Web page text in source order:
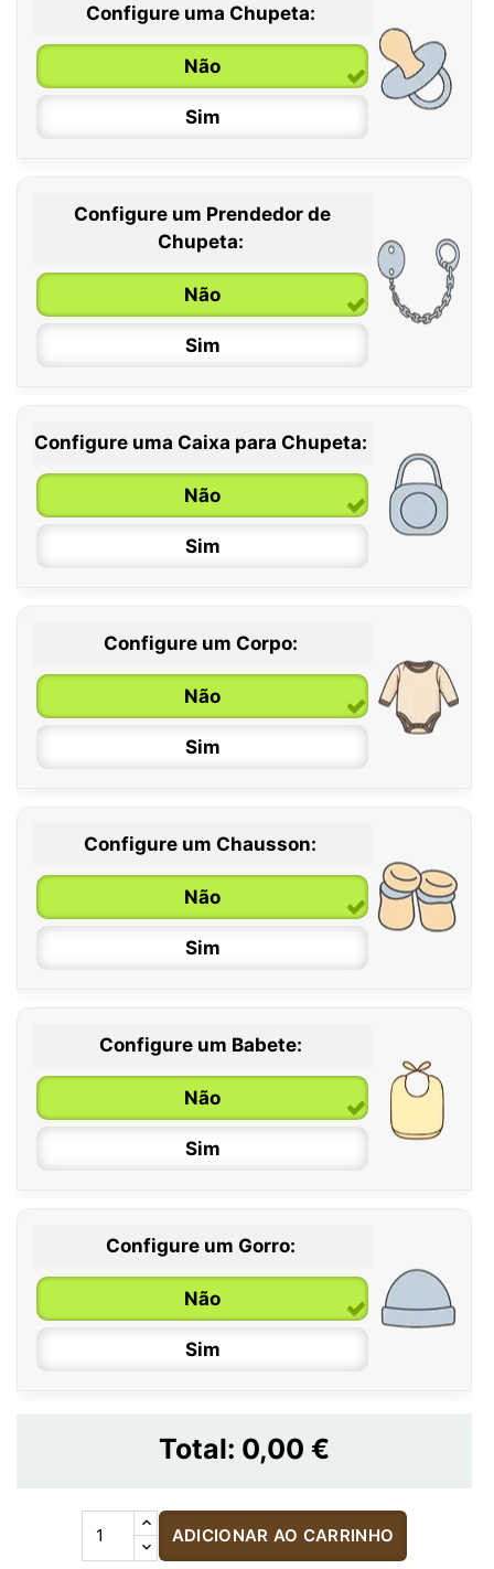
Configure uma Chupeta:
Não
Sim
0 / 6 meses
6 / 36 meses
Configure um Prendedor de
Chupeta:
Não
Sim
Configure uma Caixa para Chupeta:
Não
Sim
Configure um Corpo:
Não
Sim
0 / 6 meses
6 / 12 meses
12 / 18 meses
Configure um Chausson:
Não
Sim
Configure um Babete:
Não
Sim
Configure um Gorro:
Não
Sim
Total: 0,00 €
ADICIONAR AO CARRINHO